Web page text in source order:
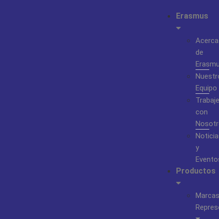
Erasmus
Acerca
de
Equipo
Trabaje
con
y
Productos
Marcas